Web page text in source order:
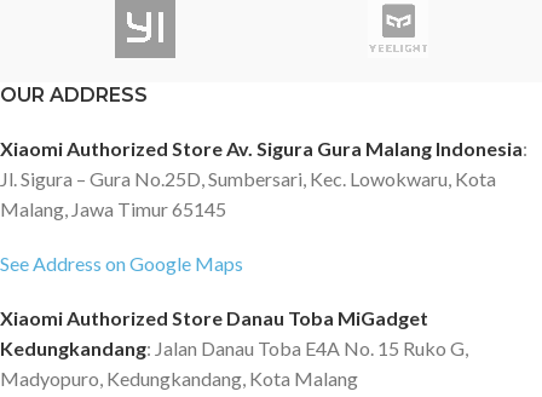
OUR ADDRESS
Xiaomi Authorized Store Av. Sigura Gura Malang Indonesia:
Jl. Sigura – Gura No.25D, Sumbersari, Kec. Lowokwaru, Kota
Malang, Jawa Timur 65145
See Address on Google Maps
Xiaomi Authorized Store Danau Toba MiGadget
Kedungkandang: Jalan Danau Toba E4A No. 15 Ruko G,
Madyopuro, Kedungkandang, Kota Malang